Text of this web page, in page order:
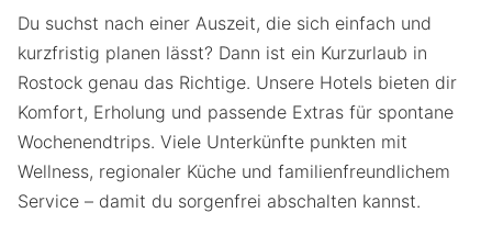
Du suchst nach einer Auszeit, die sich einfach und
kurzfristig planen lässt? Dann ist ein Kurzurlaub in
Rostock genau das Richtige. Unsere Hotels bieten dir
Komfort, Erholung und passende Extras für spontane
Wochenendtrips. Viele Unterkünfte punkten mit
Wellness, regionaler Küche und familienfreundlichem
Service – damit du sorgenfrei abschalten kannst.